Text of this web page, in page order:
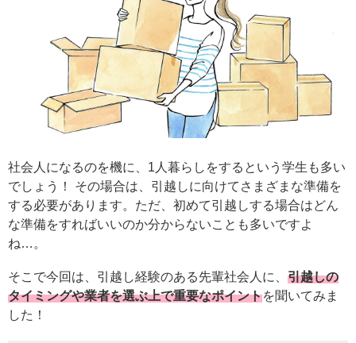
社会人になるのを機に、1人暮らしをするという学生も多い
でしょう！ その場合は、引越しに向けてさまざまな準備を
する必要があります。ただ、初めて引越しする場合はどん
な準備をすればいいのか分からないことも多いですよ
ね…。
そこで今回は、引越し経験のある先輩社会人に、 引越しの
タイミングや業者を選ぶ上で重要なポイントを聞いてみま
した！